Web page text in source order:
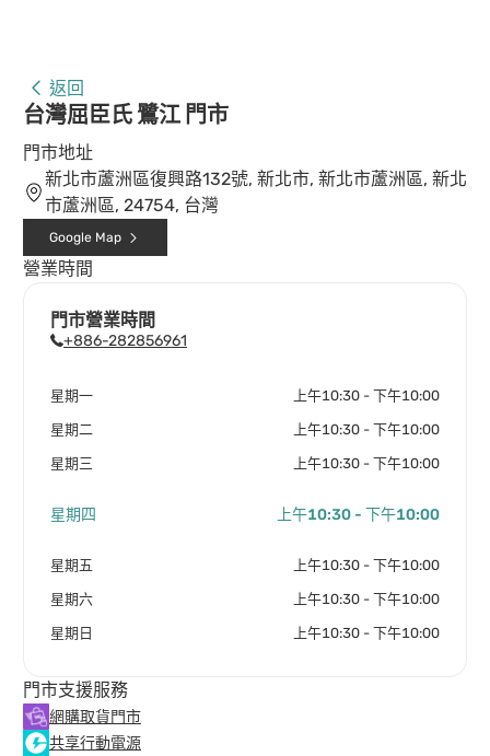
返回
台灣屈臣氏 鷺江 門市
門市地址
新北市蘆洲區復興路132號, 新北市, 新北市蘆洲區, 新北
市蘆洲區, 24754, 台灣
Google Map
營業時間
門市營業時間
+886-282856961
星期一 上午10:30 - 下午10:00
星期二 上午10:30 - 下午10:00
星期三 上午10:30 - 下午10:00
星期四 上午10:30 - 下午10:00
星期五 上午10:30 - 下午10:00
星期六 上午10:30 - 下午10:00
星期日 上午10:30 - 下午10:00
門市支援服務
網購取貨門市
共享行動電源